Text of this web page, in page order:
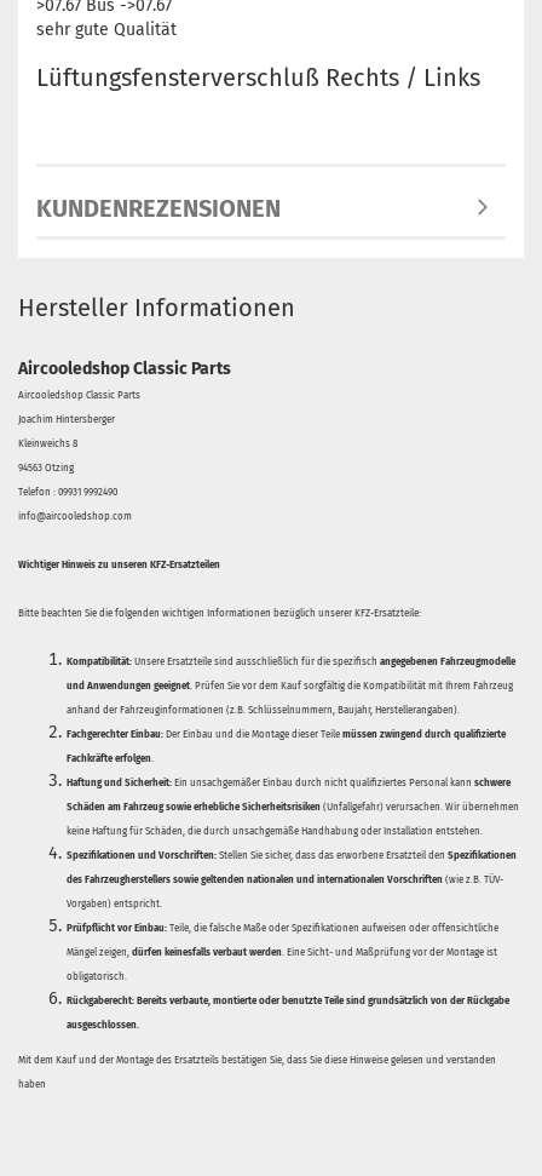
>07.67 Bus ->07.67
sehr gute Qualität
Lüftungsfensterverschluß Rechts / Links
KUNDENREZENSIONEN
Hersteller Informationen
Aircooledshop Classic Parts
Aircooledshop Classic Parts
Joachim Hintersberger
Kleinweichs 8
94563 Otzing
Telefon : 09931 9992490
info@aircooledshop.com
Wichtiger Hinweis zu unseren KFZ-Ersatzteilen
Bitte beachten Sie die folgenden wichtigen Informationen bezüglich unserer KFZ-Ersatzteile:
Kompatibilität: Unsere Ersatzteile sind ausschließlich für die spezifisch angegebenen Fahrzeugmodelle
und Anwendungen geeignet. Prüfen Sie vor dem Kauf sorgfältig die Kompatibilität mit Ihrem Fahrzeug
anhand der Fahrzeuginformationen (z.B. Schlüsselnummern, Baujahr, Herstellerangaben).
Fachgerechter Einbau: Der Einbau und die Montage dieser Teile müssen zwingend durch qualifizierte
Fachkräfte erfolgen.
Haftung und Sicherheit: Ein unsachgemäßer Einbau durch nicht qualifiziertes Personal kann schwere
Schäden am Fahrzeug sowie erhebliche Sicherheitsrisiken (Unfallgefahr) verursachen. Wir übernehmen
keine Haftung für Schäden, die durch unsachgemäße Handhabung oder Installation entstehen.
Spezifikationen und Vorschriften: Stellen Sie sicher, dass das erworbene Ersatzteil den Spezifikationen
des Fahrzeugherstellers sowie geltenden nationalen und internationalen Vorschriften (wie z.B. TÜV-
Vorgaben) entspricht.
Prüfpflicht vor Einbau: Teile, die falsche Maße oder Spezifikationen aufweisen oder offensichtliche
Mängel zeigen, dürfen keinesfalls verbaut werden. Eine Sicht- und Maßprüfung vor der Montage ist
obligatorisch.
Rückgaberecht: Bereits verbaute, montierte oder benutzte Teile sind grundsätzlich von der Rückgabe
ausgeschlossen.
Mit dem Kauf und der Montage des Ersatzteils bestätigen Sie, dass Sie diese Hinweise gelesen und verstanden
haben